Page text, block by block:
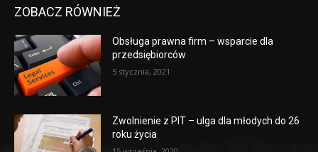
ZOBACZ RÓWNIEŻ
Obsługa prawna firm – wsparcie dla
przedsiębiorców
5 stycznia, 2021
Zwolnienie z PIT – ulga dla młodych do 26
roku życia